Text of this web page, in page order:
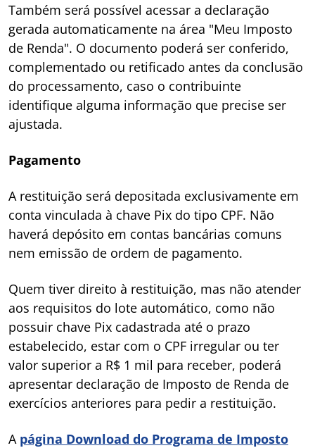
Também será possível acessar a declaração
gerada automaticamente na área "Meu Imposto
de Renda". O documento poderá ser conferido,
complementado ou retificado antes da conclusão
do processamento, caso o contribuinte
identifique alguma informação que precise ser
ajustada.
Pagamento
A restituição será depositada exclusivamente em
conta vinculada à chave Pix do tipo CPF. Não
haverá depósito em contas bancárias comuns
nem emissão de ordem de pagamento.
Quem tiver direito à restituição, mas não atender
aos requisitos do lote automático, como não
possuir chave Pix cadastrada até o prazo
estabelecido, estar com o CPF irregular ou ter
valor superior a R$ 1 mil para receber, poderá
apresentar declaração de Imposto de Renda de
exercícios anteriores para pedir a restituição.
A página Download do Programa de Imposto